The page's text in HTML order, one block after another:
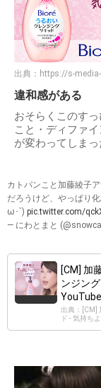
出典： https://s-
違和感がある
おそらくこのす
こと・ディファ
が変わってしまっ
カトパンこと加藤綾子
だろうけど、やっぱり
ω･`) pic.twitter.com/
— にわとまと
[CM] 加
ンジン
YouTube
出典：[CM]
ド - 気持ち